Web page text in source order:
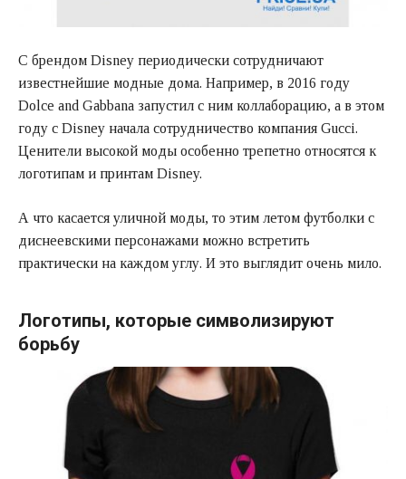
С брендом Disney периодически сотрудничают
известнейшие модные дома. Например, в 2016 году
Dolce and Gabbana запустил с ним коллаборацию, а в этом
году с Disney начала сотрудничество компания Gucci.
Ценители высокой моды особенно трепетно относятся к
логотипам и принтам Disney.
А что касается уличной моды, то этим летом футболки с
диснеевскими персонажами можно встретить
практически на каждом углу. И это выглядит очень мило.
Логотипы, которые символизируют
борьбу